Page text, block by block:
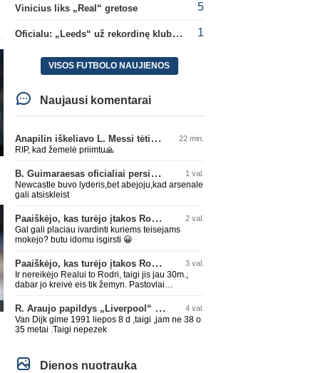
Vinicius liks „Real“ gretose 5
Oficialu: „Leeds“ už rekordinę klubui sumą įsigijo Anglijos rinktinės vartininką 1
VISOS FUTBOLO NAUJIENOS
Naujausi komentarai
Anapilin iškeliavo L. Messi tėtis Jorge 22 min.
RIP, kad žemelė priimtu🙏
B. Guimaraesas oficialiai persikėlė į „Arsenal“ klubą 1 val.
Newcastle buvo lyderis,bet abejoju,kad arsenale
gali atsiskleist
Paaiškėjo, kas turėjo įtakos Rodri sprendimui pasirinkti Barselonos pusę 2 val.
Gal gali placiau ivardinti kuriems teisejams
mokejo? butu idomu isgirsti 😀
Paaiškėjo, kas turėjo įtakos Rodri sprendimui pasirinkti Barselonos pusę 3 val.
Ir nereikėjo Realui to Rodri, taigi jis jau 30m.,
dabar jo kreivė eis tik žemyn. Pastoviai
darysis nugaros operaciją, tai kada grįš į aikštę?
Po pusės metų? Ne ne ačiū. Viskas gerai, Real
turi ir geresnių opcijų, Mauras viską sustatys į
vietas. Jeigu jis iš tikro būtų buvęs reikalingas,
galės su savo korešais iš rinktinės kartu pažaisti
R. Araujo papildys „Liverpool“ klubą 4 val.
Van Dijk gime 1991 liepos 8 d ,taigi ,jam ne 38 o
35 metai .Taigi nepezek
Dienos nuotrauka